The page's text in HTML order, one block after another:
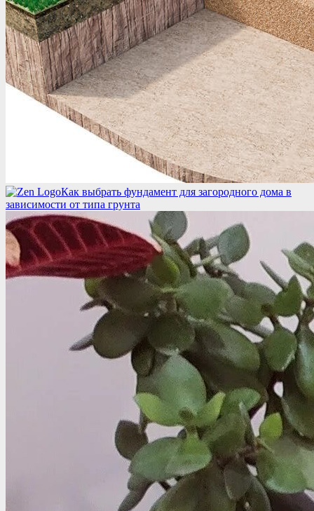
Как выбрать фундамент для загородного дома в
зависимости от типа грунта